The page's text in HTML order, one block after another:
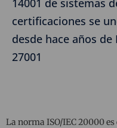
certificaciones se
desde hace años de
27001
La norma ISO/IEC 20000